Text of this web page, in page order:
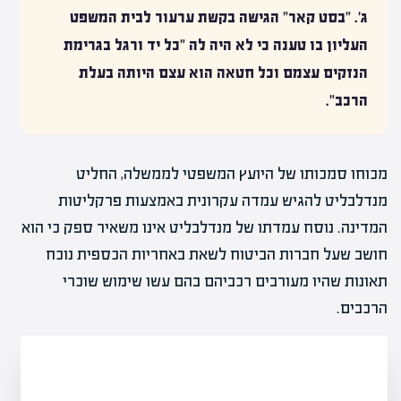
ג'. "בסט קאר" הגישה בקשת ערעור לבית המשפט
העליון בו טענה כי לא היה לה "כל יד ורגל בגרימת
הנזקים עצמם וכל חטאה הוא עצם היותה בעלת
הרכב".
מכוחו סמכותו של היועץ המשפטי לממשלה, החליט
מנדלבליט להגיש עמדה עקרונית באמצעות פרקליטות
המדינה. נוסח עמדתו של מנדלבליט אינו משאיר ספק כי הוא
חושב שעל חברות הביטוח לשאת באחריות הכספית נוכח
תאונות שהיו מעורבים רכביהם בהם עשו שימוש שוכרי
הרכבים.